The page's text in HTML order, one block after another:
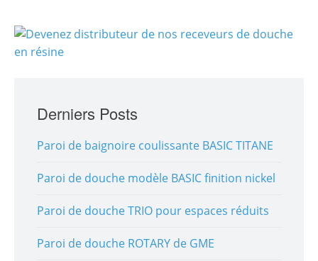
Derniers Posts
Paroi de baignoire coulissante BASIC TITANE
Paroi de douche modèle BASIC finition nickel
Paroi de douche TRIO pour espaces réduits
Paroi de douche ROTARY de GME